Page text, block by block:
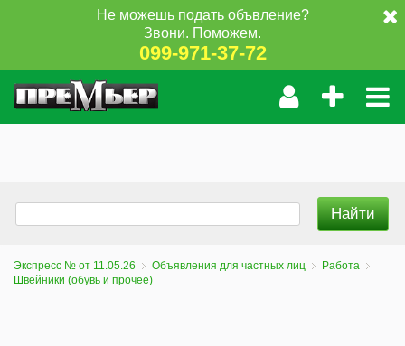
Не можешь подать объвление?
Звони. Поможем.
099-971-37-72
Экспресс № от 11.05.26 Объявления для частных лиц
Работа
Швейники (обувь и прочее)